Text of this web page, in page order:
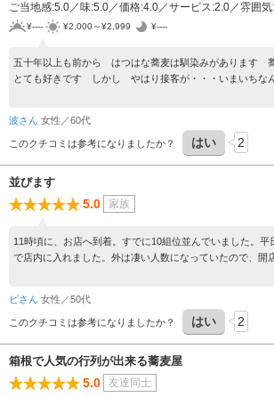
ご当地感:5.0／味:5.0／価格:4.0／サービス:2.0／雰囲
¥---- ¥2,000～¥2,999 ¥----
五十年以上も前から はつはな蕎麦は馴染みがあります
とても好きです しかし やはり接客が・・・いまいちな
すがなんと言っても人との繋がりやほんの少しの触れ合い
の接客でその旅の印象が天と地の差が出ます 店主様 長く
んに接客の大切さお話ください 第三者のセミナーとか良
五十年前は こんなでは無かったなぁ。 混みすぎなんです
波さん 女性／60代
このクチコミは参考になりましたか？ はい 2
並びます
5.0 家族
11時頃に、お店へ到着。すでに10組位並んでいました。平
で店内に入れました。外は凄い人数になっていたので、開
ピさん 女性／50代
このクチコミは参考になりましたか？ はい 2
箱根で人気の行列が出来る蕎麦屋
5.0 友達同士